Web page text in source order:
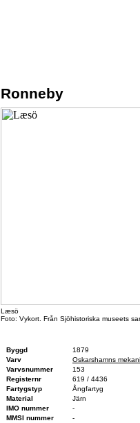
Ronneby
Læsö
Foto: Vykort. Från Sjöhistoriska museets
Byggd
1879
Varv
Oskarshamns
Varvsnummer
153
Registernr
619 / 4436
Fartygstyp
Ångfartyg
Material
Järn
IMO nummer
-
MMSI nummer
-